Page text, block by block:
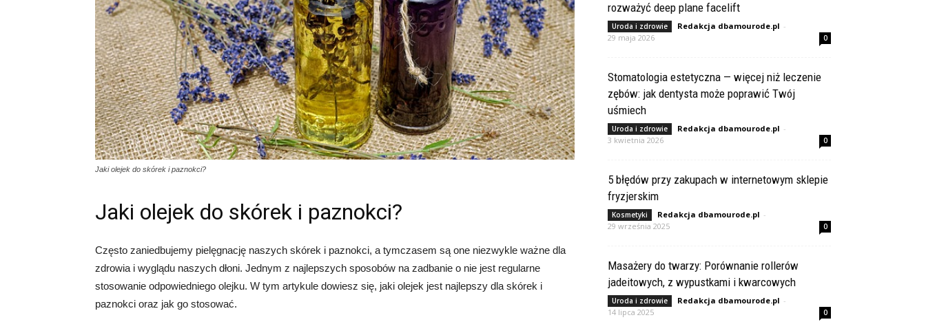
Jaki olejek do skórek i paznokci?
Jaki olejek do skórek i paznokci?
Często zaniedbujemy pielęgnację naszych skórek i paznokci, a tymczasem są one niezwykle ważne dla
zdrowia i wyglądu naszych dłoni. Jednym z najlepszych sposobów na zadbanie o nie jest regularne
stosowanie odpowiedniego olejku. W tym artykule dowiesz się, jaki olejek jest najlepszy dla skórek i
paznokci oraz jak go stosować.
rozważyć deep plane facelift
Uroda i zdrowie Redakcja dbamourode.pl -
29 maja 2026
0
Stomatologia estetyczna — więcej niż leczenie
zębów: jak dentysta może poprawić Twój
uśmiech
Uroda i zdrowie Redakcja dbamourode.pl -
3 kwietnia 2026
0
5 błędów przy zakupach w internetowym sklepie
fryzjerskim
Kosmetyki Redakcja dbamourode.pl -
29 września 2025
0
Masażery do twarzy: Porównanie rollerów
jadeitowych, z wypustkami i kwarcowych
Uroda i zdrowie Redakcja dbamourode.pl -
14 lipca 2025
0